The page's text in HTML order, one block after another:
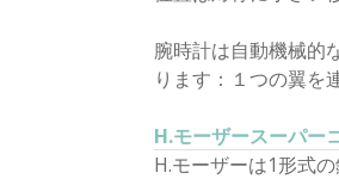
腕時計は自動機械的
ります：１つの翼を
H.モーザースーパー
H.モーザーは1形式